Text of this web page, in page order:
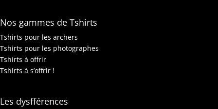
Nos gammes de Tshirts
Tshirts pour les archers
Tshirts pour les photographes
Tshirts à offrir
Tshirts à s’offrir !
Les dysfférences